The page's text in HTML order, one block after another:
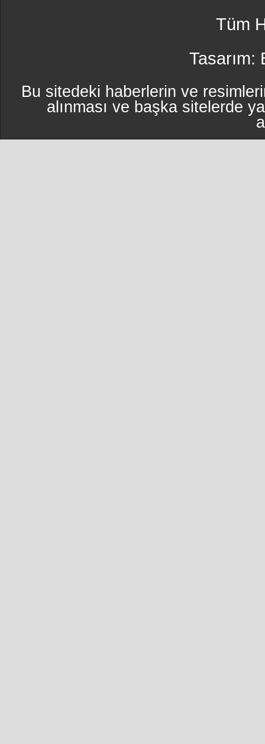
Tüm
Tasarım:
Bu sitedeki haberlerin ve
alınması ve başka sitelerde